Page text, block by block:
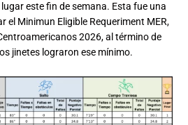
este fin de semana. Esta fue una
el Minimun Eligible Requeriment MER,
2026, al término de
jinetes lograron ese mínimo.